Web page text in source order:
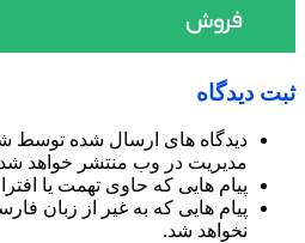
ثبت دیدگاه
دیدگاه های ارسال شده توسط
مدیریت در وب منتشر خواهد
پیام هایی که حاوی تهمت یا
پیام هایی که به غیر از زبان
نخواهد شد.